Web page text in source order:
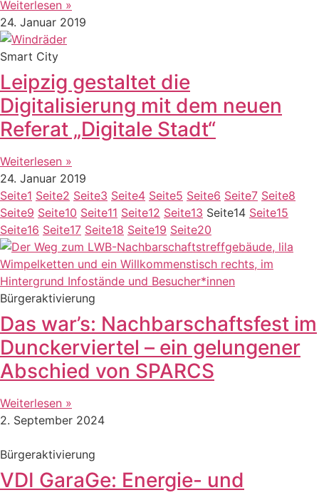
Weiterlesen »
24. Januar 2019
Smart City
Leipzig gestaltet die
Digitalisierung mit dem neuen
Referat „Digitale Stadt“
Weiterlesen »
24. Januar 2019
Seite1 Seite2 Seite3 Seite4 Seite5 Seite6 Seite7 Seite8
Seite9 Seite10 Seite11 Seite12 Seite13 Seite14 Seite15
Seite16 Seite17 Seite18 Seite19 Seite20
Bürgeraktivierung
Das war’s: Nachbarschaftsfest im
Dunckerviertel – ein gelungener
Abschied von SPARCS
Weiterlesen »
2. September 2024
Bürgeraktivierung
VDI GaraGe: Energie- und